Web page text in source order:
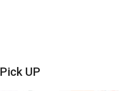
Pick UP